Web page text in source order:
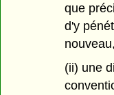
que
d'y
nouveau,
(ii) une